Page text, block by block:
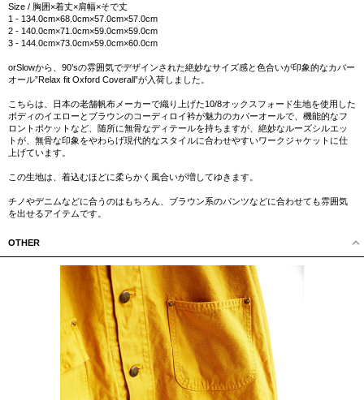
Size / 胸囲×着丈×肩幅×そで丈
1 - 134.0cm×68.0cm×57.0cm×57.0cm
2 - 140.0cm×71.0cm×59.0cm×59.0cm
3 - 144.0cm×73.0cm×59.0cm×60.0cm
orSlowから、90’sの雰囲気でデザインされた絶妙なサイズ感と色合いが印象的なカバー
オール”Relax fit Oxford Coverall”が入荷しました。
こちらは、日本の老舗帆布メーカーで織り上げた10/8オックスフォード生地を使用した
ボディのイエローとブラウンのコーディロイ衿が魅力のカバーオールで、機能的なフ
ロントポケットなど、随所に無骨なディテールを持ちますが、絶妙なルーズシルエッ
トが、無骨な印象をやわらげ現代的なスタイルに合わせやすいワークジャケットに仕
上げています。
この生地は、着込むほどに柔らかく風合いが増してゆきます。
チノやデニムなどに合うのはもちろん、ブラウン系のパンツなどに合わせても雰囲気
を出せるアイテムです。
OTHER